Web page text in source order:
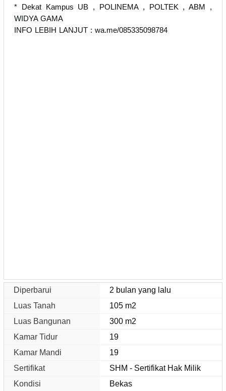
* Dekat Kampus UB , POLINEMA , POLTEK , ABM ,
WIDYA GAMA
INFO LEBIH LANJUT : wa.me/085335098784
Diperbarui
2 bulan yang lalu
Luas Tanah
105 m2
Luas Bangunan
300 m2
Kamar Tidur
19
Kamar Mandi
19
Sertifikat
SHM - Sertifikat Hak Milik
Kondisi
Bekas